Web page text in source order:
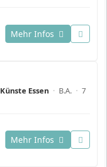
Mehr Infos
Essen · B.A. · 7
Mehr Infos